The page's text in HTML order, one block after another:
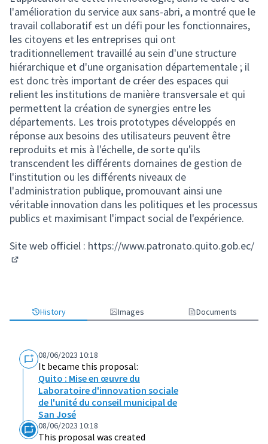
l'amélioration du service aux sans-abri, a montré que le
travail collaboratif est un défi pour les fonctionnaires,
les citoyens et les entreprises qui ont
traditionnellement travaillé au sein d'une structure
hiérarchique et d'une organisation départementale ; il
est donc très important de créer des espaces qui
relient les institutions de manière transversale et qui
permettent la création de synergies entre les
départements. Les trois prototypes développés en
réponse aux besoins des utilisateurs peuvent être
reproduits et mis à l'échelle, de sorte qu'ils
transcendent les différents domaines de gestion de
l'institution ou les différents niveaux de
l'administration publique, promouvant ainsi une
véritable innovation dans les politiques et les processus
publics et maximisant l'impact social de l'expérience.
Site web officiel : https://www.patronato.quito.gob.ec/
History Images Documents
08/06/2023 10:18
It became this proposal:
Quito : Mise en œuvre du
Laboratoire d'innovation sociale
de l'unité du conseil municipal de
San José
08/06/2023 10:18
This proposal was created